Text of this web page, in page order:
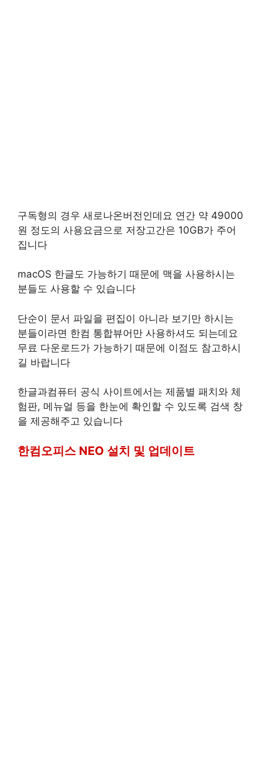
구독형의 경우 새로나온버전인데요 연간 약 49000
원 정도의 사용요금으로 저장고간은 10GB가 주어
집니다
macOS 한글도 가능하기 때문에 맥을 사용하시는
분들도 사용할 수 있습니다
단순이 문서 파일을 편집이 아니라 보기만 하시는
분들이라면 한컴 통합뷰어만 사용하셔도 되는데요
무료 다운로드가 가능하기 때문에 이점도 참고하시
길 바랍니다
한글과컴퓨터 공식 사이트에서는 제품별 패치와 체
험판, 메뉴얼 등을 한눈에 확인할 수 있도록 검색 창
을 제공해주고 있습니다
한컴오피스 NEO 설치 및 업데이트